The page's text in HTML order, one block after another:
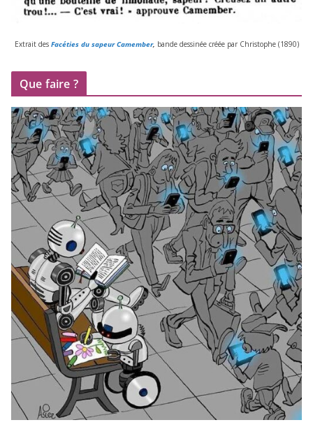
Extrait desFacéties du sapeur Camember, bande des­si­née créée par Christophe (1890)
Que faire ?